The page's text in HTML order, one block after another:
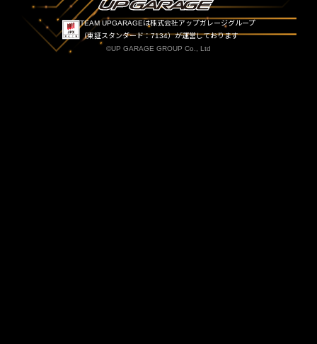
TEAM UPGARAGEは株式会社アップガレージグループ
（東証スタンダード：7134）が運営しております
©UP GARAGE GROUP Co., Ltd